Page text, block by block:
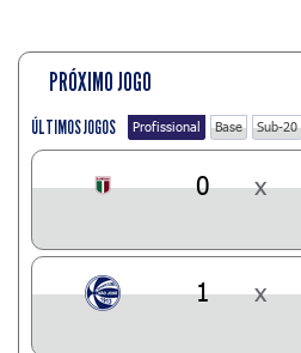
PRÓXIMO JOGO
ÚLTIMOS JOGOS Profissional Base Sub-20
0 x
1 x